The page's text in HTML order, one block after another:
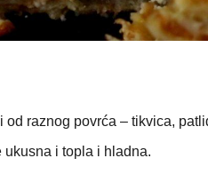
od raznog povrća – tikvica,
ukusna i topla i hladna.